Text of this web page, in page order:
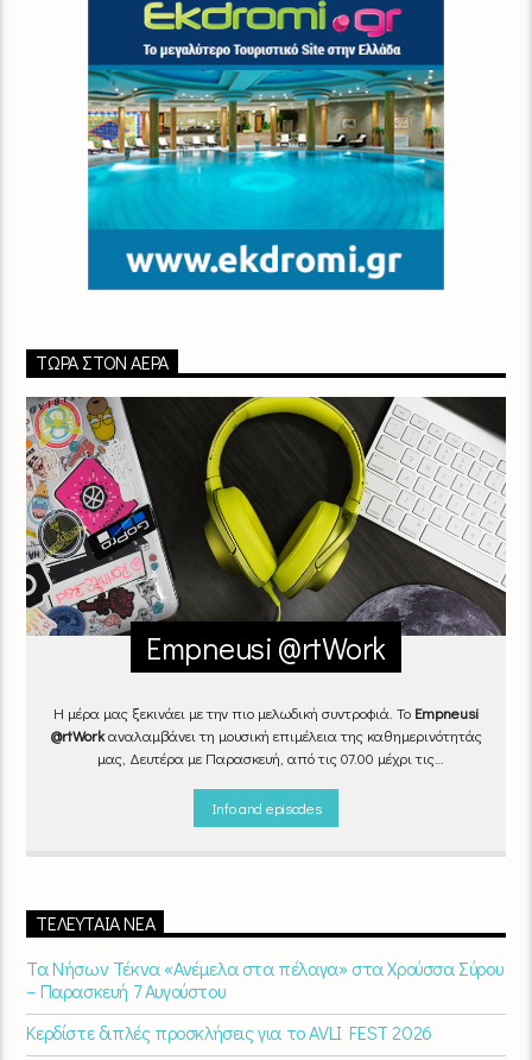
ΤΏΡΑ ΣΤΟΝ ΑΈΡΑ
Empneusi @rtWork
Η μέρα μας ξεκινάει με την πιο μελωδική συντροφιά. Το Empneusi
@rtWorkαναλαμβάνει τη μουσική επιμέλεια της καθημερινότητάς
μας, Δευτέρα με Παρασκευή, από τις 07.00 μέχρι τις
εναλλάσσονται αρμονικά, θυμίζοντάς μας πως δουλειά και
Καθημερινά(Δευτέρα-Παρασκευή)
Info and episodes
ΤΕΛΕΥΤΑΊΑ ΝΈΑ
Τα Νήσων Τέκνα «Ανέμελα στα πέλαγα» στα Χρούσσα Σύρου
– Παρασκευή 7 Αυγούστου
Κερδίστε διπλές προσκλήσεις για το AVLI FEST 2026